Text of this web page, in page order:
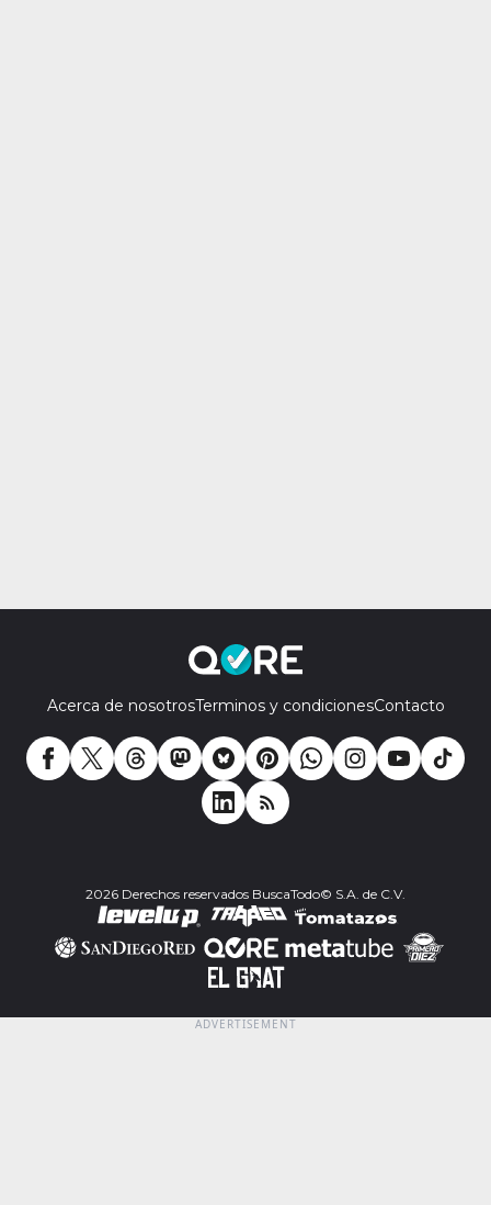
Acerca de nosotrosTerminos y condicionesContacto
2026 Derechos reservados BuscaTodo© S.A. de C.V.